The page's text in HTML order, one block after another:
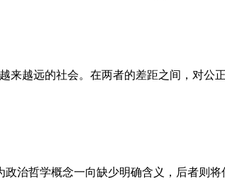
越远的社会。在两者的差距之间，对公
治哲学概念一向缺少明确含义，后者则